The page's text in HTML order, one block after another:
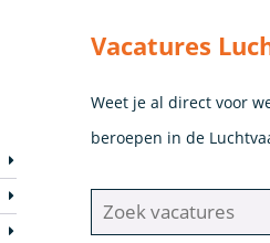
Vacatures
Weet je al direct voor
beroepen in de